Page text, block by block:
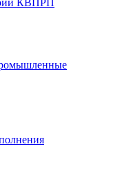
КВПРП